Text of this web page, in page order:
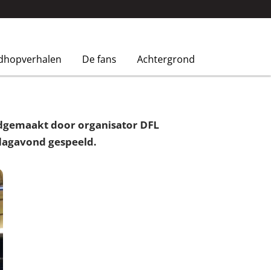
De fans Achtergrond
door organisator DFL
gespeeld.